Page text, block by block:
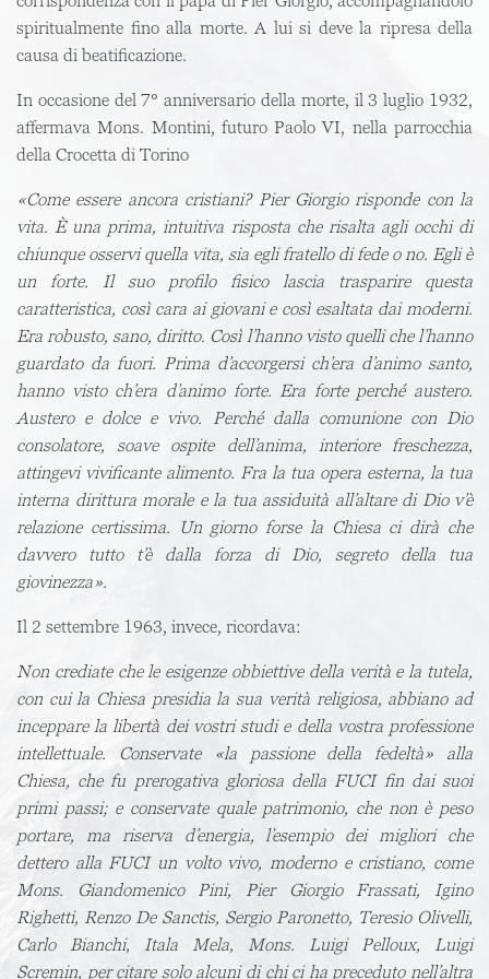
spiritualmente fino alla morte. A lui si deve la ripresa della
causa di beatificazione.
In occasione del 7° anniversario della morte, il 3 luglio 1932,
affermava Mons. Montini, futuro Paolo VI, nella parrocchia
della Crocetta di Torino
«Come essere ancora cristiani? Pier Giorgio risponde con la
vita. È una prima, intuitiva risposta che risalta agli occhi di
chiunque os­servi quella vita, sia egli fratello di fede o no. Egli è
un forte. Il suo profilo fisico lascia trasparire questa
caratteristica, così cara ai giovani e così esaltata dai moderni.
Era robusto, sano, diritto. Co­sì l’hanno visto quelli che l’hanno
guardato da fuori. Prima d’accorgersi ch’era d’animo santo,
hanno visto ch’era d’animo forte. Era forte perché austero.
Austero e dolce e vivo. Perché dalla comunione con Dio
consolatore, soave ospite dell’anima, interiore freschezza,
attingevi vivificante alimento. Fra la tua opera esterna, la tua
interna dirittu­ra morale e la tua assiduità all’altare di Dio v’è
relazione certissi­ma. Un giorno forse la Chiesa ci dirà che
davvero tutto t’è dalla for­za di Dio, segreto della tua
giovinezza».
Il 2 settembre 1963, invece, ricordava:
Non crediate che le esigenze obbiettive della verità e la tutela,
con cui la Chiesa presidia la sua verità religiosa, abbiano ad
inceppare la libertà dei vostri studi e della vostra professione
intellettuale. Conservate «la passione della fedeltà» alla
Chiesa, che fu prerogativa gloriosa della FUCI fin dai suoi
primi passi; e conservate quale patrimonio, che non è peso
portare, ma riserva d’energia, l’esempio dei migliori che
dettero alla FUCI un volto vivo, moderno e cristiano, come
Mons. Giandomenico Pini, Pier Giorgio Frassati, Igino
Righetti, Renzo De Sanctis, Sergio Paronetto, Teresio Olivelli,
Carlo Bianchi, Itala Mela, Mons. Luigi Pelloux, Luigi
Scremin, per citare solo alcuni di chi ci ha preceduto nell’altra